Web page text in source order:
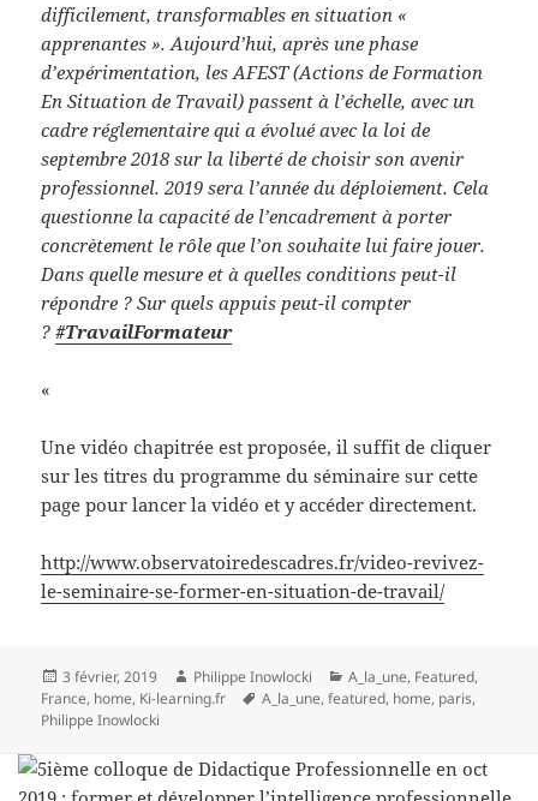
difficilement, transformables en situation «
apprenantes ». Aujourd’hui, après une phase
d’expérimentation, les AFEST (Actions de Formation
En Situation de Travail) passent à l’échelle, avec un
cadre réglementaire qui a évolué avec la loi de
septembre 2018 sur la liberté de choisir son avenir
professionnel. 2019 sera l’année du déploiement. Cela
questionne la capacité de l’encadrement à porter
concrètement le rôle que l’on souhaite lui faire jouer.
Dans quelle mesure et à quelles conditions peut-il
répondre ? Sur quels appuis peut-il compter
?#TravailFormateur
«
Une vidéo chapitrée est proposée, il suffit de cliquer
sur les titres du programme du séminaire sur cette
page pour lancer la vidéo et y accéder directement.
http://www.observatoiredescadres.fr/video-revivez-
le-seminaire-se-former-en-situation-de-travail/
Publié
le
3 février, 2019 Auteur
Philippe Inowlocki Catégories
A_la_une, Featured,
France, home, Ki-learning.fr
Mots-
A_la_une,featured, home, paris,
Philippe Inowlocki